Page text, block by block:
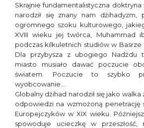
Skrajnie fundamentalistyczna
narodził się znany nam dżihadyzm,
ogromnego szoku kulturowego,
XVIII wieku jej twórca, Muhammad
podczas kilkuletnich studiów w Basrze
Dla przybysza z ubogiego Nadżdu
miasto musiało dawać poczucie
światem. Poczucie to szybko
wyobcowanie…
Globalny dżihad narodził się jako
odpowiedzi na wzmożoną penetrację
Europejczyków w XIX wieku.
spowoduje ucieczkę w